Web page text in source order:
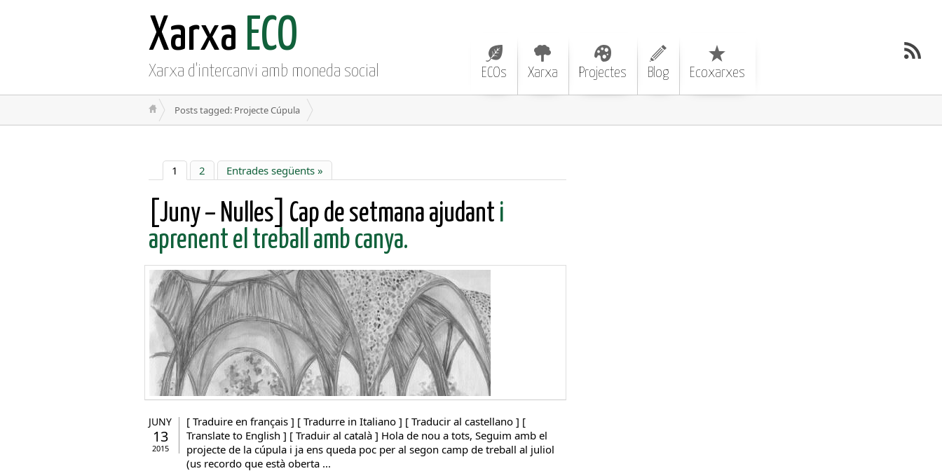
Xarxa ECO
Xarxa d'intercanvi amb moneda social ECOs Xarxa Projectes Blog Ecoxarxes
Posts tagged: Projecte Cúpula
1 2 Entrades següents »
[Juny – Nulles] Cap de setmana ajudant i
aprenent el treball amb canya.
JUNY
13
2015
[ Traduire en français ] [ Tradurre in Italiano ] [ Traducir al castellano ] [
Translate to English ] [ Traduir al català ] Hola de nou a tots, Seguim amb el
projecte de la cúpula i ja ens queda poc per al segon camp de treball al juliol
(us recordo que està oberta ...